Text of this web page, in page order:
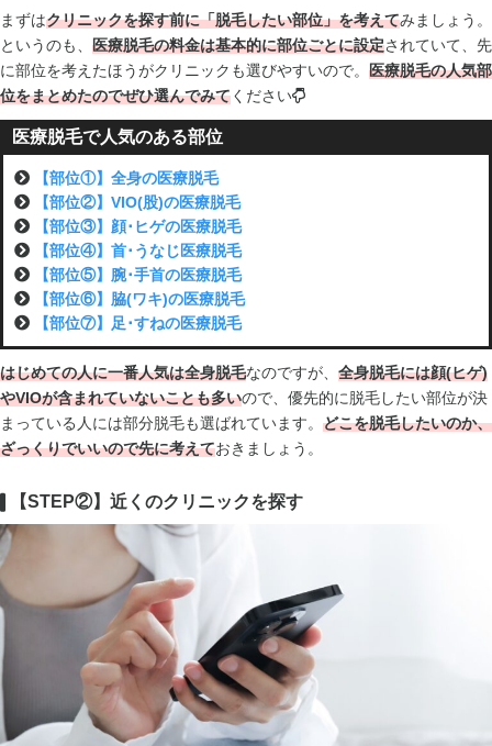
まずはクリニックを探す前に「脱毛したい部位」を考えてみましょう。
というのも、 医療脱毛の料金は基本的に部位ごとに設定されていて、先
に部位を考えたほうがクリニックも選びやすいので。 医療脱毛の人気部
位をまとめたのでぜひ選んでみてください
医療脱毛で人気のある部位
【部位①】全身の医療脱毛
【部位②】VIO(股)の医療脱毛
【部位③】顔･ヒゲの医療脱毛
【部位④】首･うなじ医療脱毛
【部位⑤】腕･手首の医療脱毛
【部位⑥】脇(ワキ)の医療脱毛
【部位⑦】足･すねの医療脱毛
はじめての人に一番人気は全身脱毛なのですが、 全身脱毛には顔(ヒゲ)
やVIOが含まれていないことも多いので、優先的に脱毛したい部位が決
まっている人には部分脱毛も選ばれています。 どこを脱毛したいのか、
ざっくりでいいので先に考えておきましょう。
【STEP②】近くのクリニックを探す